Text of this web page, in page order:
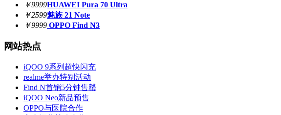
￥9999HUAWEI Pura 70 Ultra
￥2599魅族 21 Note
￥9999 OPPO Find N3
网站热点
iQOO 9系列超快闪充
realme举办特别活动
Find N首销5分钟售罄
iQOO Neo新品预售
OPPO与医院合作